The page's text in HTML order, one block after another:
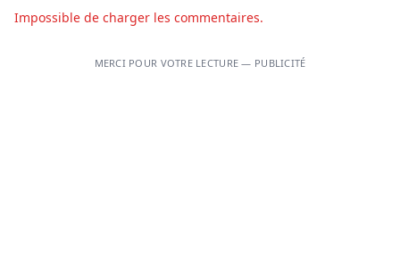
Impossible de charger les commentaires.
MERCI POUR VOTRE LECTURE — PUBLICITÉ